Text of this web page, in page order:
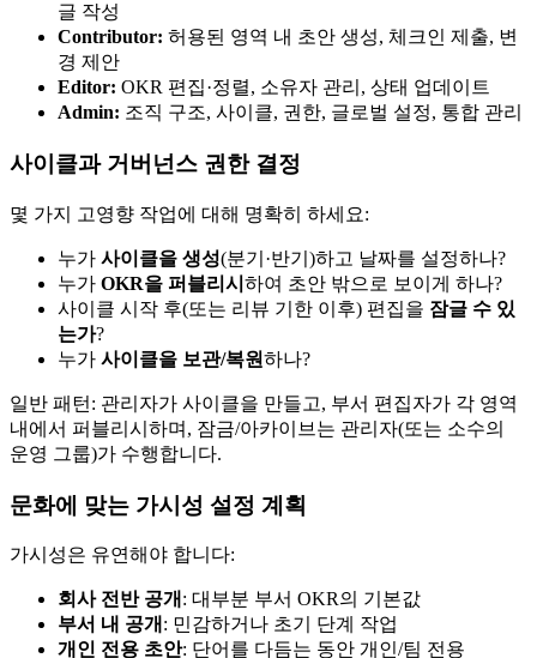
글 작성
Contributor: 허용된 영역 내 초안 생성, 체크인 제출, 변
경 제안
Editor: OKR 편집·정렬, 소유자 관리, 상태 업데이트
Admin: 조직 구조, 사이클, 권한, 글로벌 설정, 통합 관리
사이클과 거버넌스 권한 결정
몇 가지 고영향 작업에 대해 명확히 하세요:
누가 사이클을 생성(분기·반기)하고 날짜를 설정하나?
누가 OKR을 퍼블리시 하여 초안 밖으로 보이게 하나?
사이클 시작 후(또는 리뷰 기한 이후) 편집을 잠글 수 있
는가?
누가 사이클을 보관/복원하나?
일반 패턴: 관리자가 사이클을 만들고, 부서 편집자가 각 영역
내에서 퍼블리시하며, 잠금/아카이브는 관리자(또는 소수의
운영 그룹)가 수행합니다.
문화에 맞는 가시성 설정 계획
가시성은 유연해야 합니다:
회사 전반 공개 : 대부분 부서 OKR의 기본값
부서 내 공개 : 민감하거나 초기 단계 작업
개인 전용 초안: 단어를 다듬는 동안 개인/팀 전용